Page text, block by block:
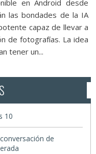
en Android desde
las bondades de la IA
capaz de llevar a
de fotografías. La idea
tener un...
10
de